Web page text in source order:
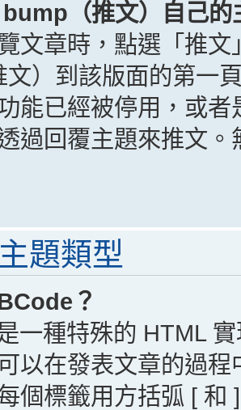
（推文）自己的
文章時，點選「推
文）到該版面的第一
能已經被停用，或
過回覆主題來推文
題類型
？
一種特殊的 HTML
以在發表文章的過
個標籤用方括弧 [ 和